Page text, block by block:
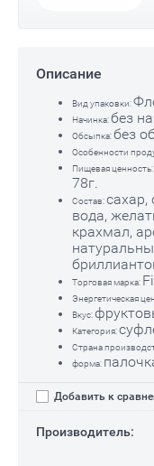
Описание
Вид упаковки:
Начинка:без
Обсыпка:без
Особенности
Пищевая ценность:
78г.
Состав:сахар,
вода,
крахмал,
Торговая марка:
Энергетическая
Вкус:
Категория:
Страна
форма:
Добавить к
Производитель: